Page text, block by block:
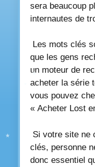
sera beaucoup
internautes de
Les mots clés
que les gens
un moteur de
acheter la série
vous pouvez
« Acheter Lost
Si votre site ne
clés, personne
donc essentiel